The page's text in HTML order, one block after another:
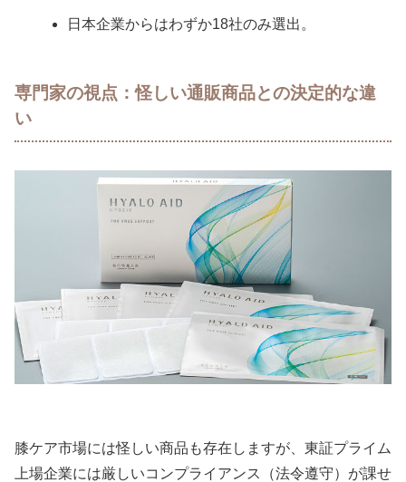
日本企業からはわずか18社のみ選出。
専門家の視点：怪しい通販商品との決定的な違
い
膝ケア市場には怪しい商品も存在しますが、東証プライム
上場企業には厳しいコンプライアンス（法令遵守）が課せ